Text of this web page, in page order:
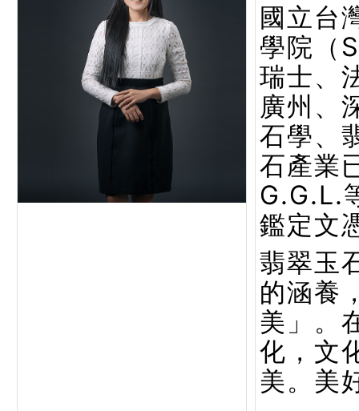
國立台
學院（
瑞士、
廣州、
石學、
石產業
G.G.L.
鑑定文
翡翠玉
的涵養
美」。
化，文
美。美